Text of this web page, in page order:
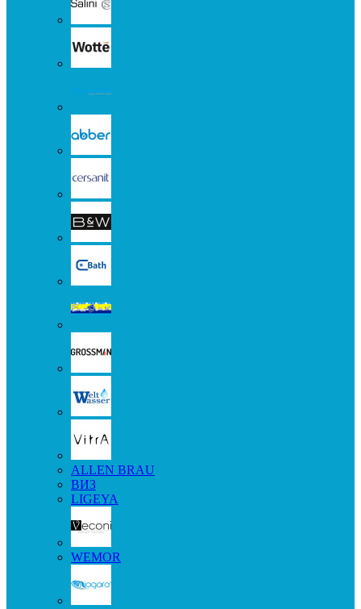
ALLEN BRAU
ВИЗ
LIGEYA
WEMOR